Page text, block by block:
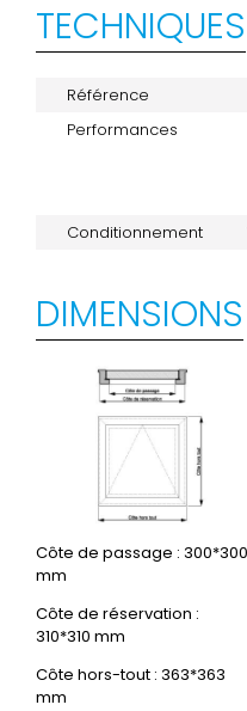
TECHNIQUES
Référence
Performances
Conditionnement
DIMENSIONS
Côte de passage : 300*300
mm
Côte de réservation :
310*310 mm
Côte hors-tout : 363*363
mm